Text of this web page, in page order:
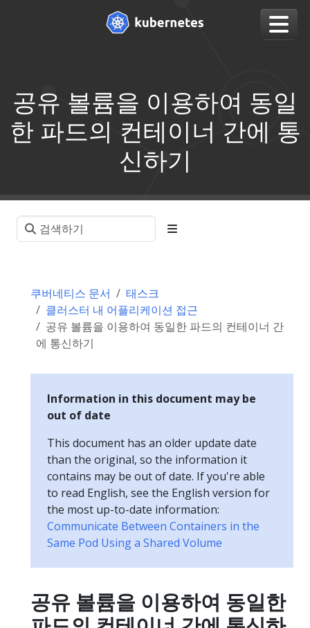
공유 볼륨을 이용하여 동일
한 파드의 컨테이너 간에 통
신하기
쿠버네티스 문서
태스크
클러스터 내 어플리케이션 접근
공유 볼륨을 이용하여 동일한 파드의 컨테이너 간
에 통신하기
Information in this document may be
out of date
This document has an older update date
than the original, so the information it
contains may be out of date. If you're able
to read English, see the English version for
the most up-to-date information:
Communicate Between Containers in the
Same Pod Using a Shared Volume
공유 볼륨을 이용하여 동일한